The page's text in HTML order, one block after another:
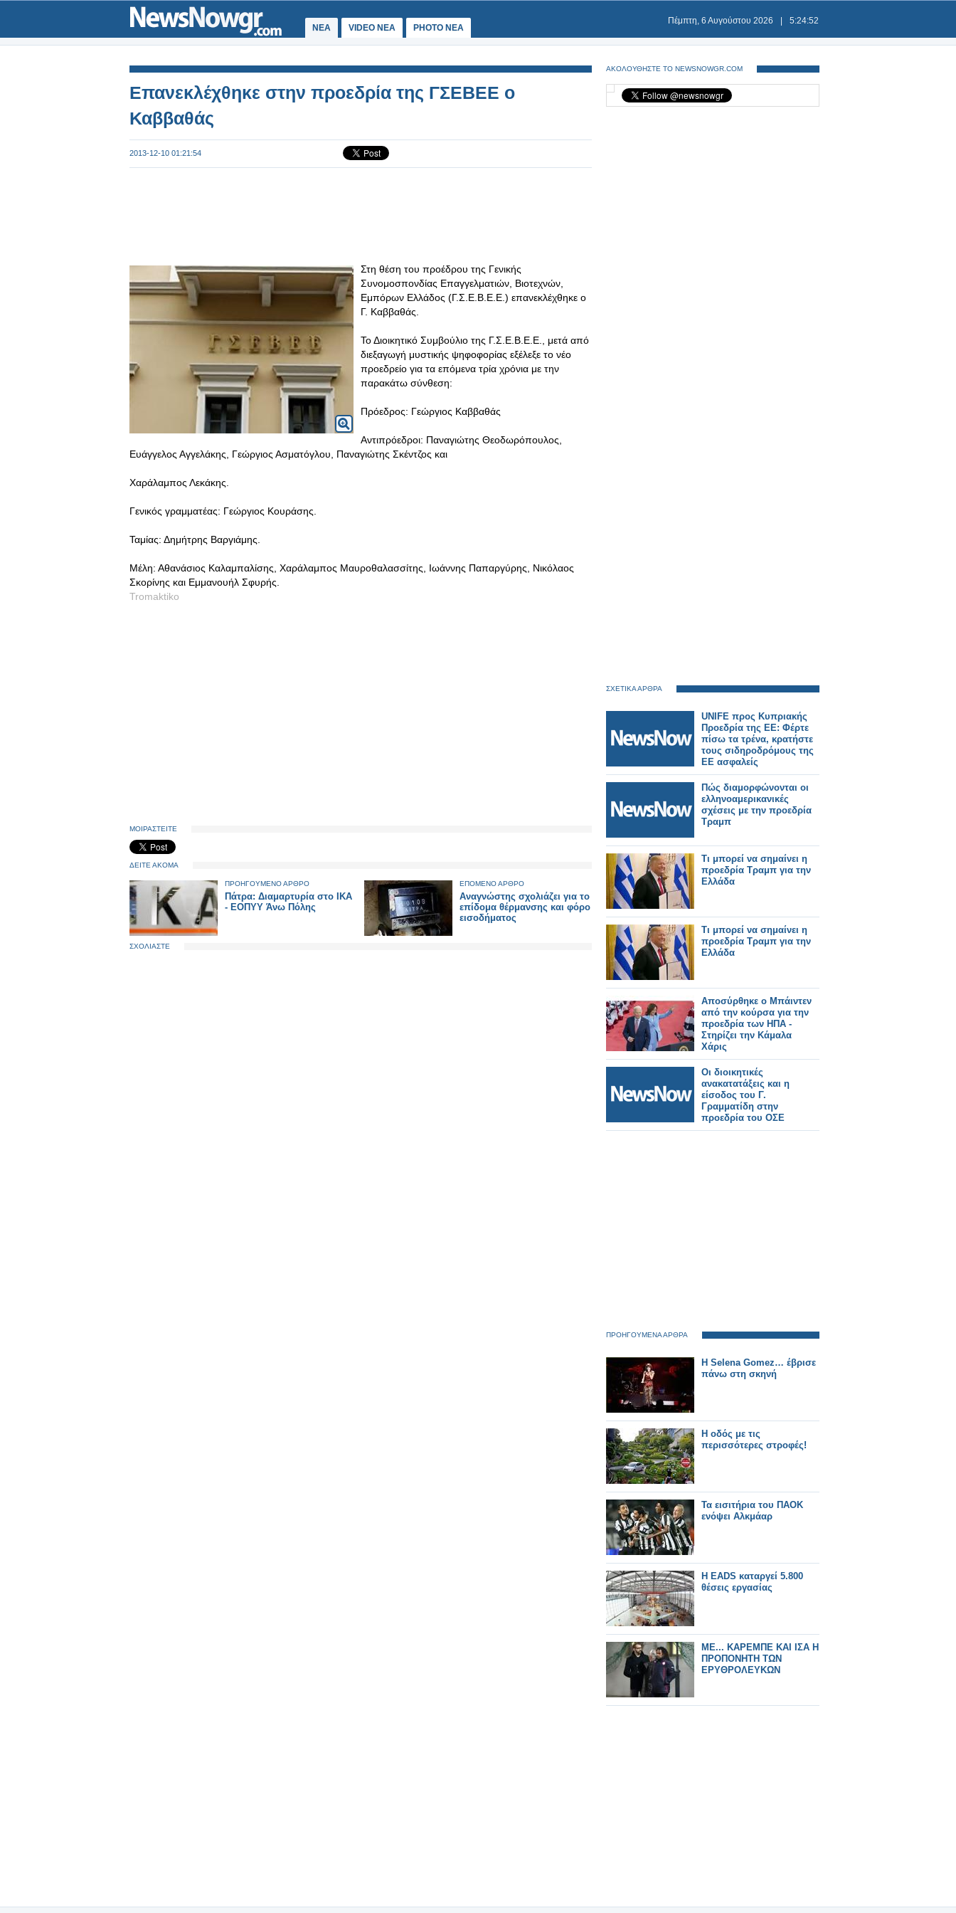
ΝΕΑ VIDEO NEA PHOTO NEA
Πέμπτη, 6 Αυγούστου 2026 5:24:52
Επανεκλέχθηκε στην προεδρία της ΓΣΕΒΕΕ ο
Καββαθάς
2013-12-10 01:21:54
Στη θέση του προέδρου της Γενικής
Συνομοσπονδίας Επαγγελματιών, Βιοτεχνών,
Εμπόρων Ελλάδος (Γ.Σ.Ε.Β.Ε.Ε.) επανεκλέχθηκε ο
Γ. Καββαθάς.
Το Διοικητικό Συμβούλιο της Γ.Σ.Ε.Β.Ε.Ε., μετά από
διεξαγωγή μυστικής ψηφοφορίας εξέλεξε το νέο
προεδρείο για τα επόμενα τρία χρόνια με την
παρακάτω σύνθεση:
Πρόεδρος: Γεώργιος Καββαθάς
Αντιπρόεδροι: Παναγιώτης Θεοδωρόπουλος,
Ευάγγελος Αγγελάκης, Γεώργιος Ασματόγλου, Παναγιώτης Σκέντζος και
Χαράλαμπος Λεκάκης.
Γενικός γραμματέας: Γεώργιος Κουράσης.
Ταμίας: Δημήτρης Βαργιάμης.
Μέλη: Αθανάσιος Καλαμπαλίσης, Χαράλαμπος Μαυροθαλασσίτης, Ιωάννης Παπαργύρης, Νικόλαος
Σκορίνης και Εμμανουήλ Σφυρής.
Tromaktiko
ΜΟΙΡΑΣΤΕΙΤΕ
ΔΕΙΤΕ ΑΚΟΜΑ
ΠΡΟΗΓΟΥΜΕΝΟ ΑΡΘΡΟ
Πάτρα: Διαμαρτυρία στο ΙΚΑ
- ΕΟΠΥΥ Άνω Πόλης
ΕΠΟΜΕΝΟ ΑΡΘΡΟ
Αναγνώστης σχολιάζει για το
επίδομα θέρμανσης και φόρο
εισοδήματος
ΣΧΟΛΙΑΣΤΕ
ΑΚΟΛΟΥΘΗΣΤΕ ΤΟ NEWSNOWGR.COM
ΣΧΕΤΙΚΑ ΑΡΘΡΑ
UNIFE προς Κυπριακής
Προεδρία της ΕΕ: Φέρτε
πίσω τα τρένα, κρατήστε
τους σιδηροδρόμους της
ΕΕ ασφαλείς
Πώς διαμορφώνονται οι
ελληνοαμερικανικές
σχέσεις με την προεδρία
Τραμπ
Τι μπορεί να σημαίνει η
προεδρία Τραμπ για την
Ελλάδα
Τι μπορεί να σημαίνει η
προεδρία Τραμπ για την
Ελλάδα
Αποσύρθηκε ο Μπάιντεν
από την κούρσα για την
προεδρία των ΗΠΑ -
Στηρίζει την Κάμαλα
Χάρις
Οι διοικητικές
ανακατατάξεις και η
είσοδος του Γ.
Γραμματίδη στην
προεδρία του ΟΣΕ
ΠΡΟΗΓΟΥΜΕΝΑ ΑΡΘΡΑ
Η Selena Gomez… έβρισε
πάνω στη σκηνή
Η οδός με τις
περισσότερες στροφές!
Τα εισιτήρια του ΠΑΟΚ
ενόψει Αλκμάαρ
Η EADS καταργεί 5.800
θέσεις εργασίας
ΜΕ... ΚΑΡΕΜΠΕ ΚΑΙ ΙΣΑ Η
ΠΡΟΠΟΝΗΤΗ ΤΩΝ
ΕΡΥΘΡΟΛΕΥΚΩΝ